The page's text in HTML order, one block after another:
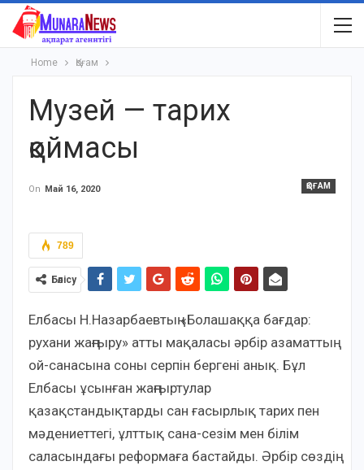
Home Қоғам
Музей — тарих
қоймасы
ҚОҒАМ
On Май 16, 2020
789
Бөлісу
Елбасы Н.Назарбаевтың «Болашаққа бағдар:
рухани жаңғыру» атты мақаласы әрбір азаматтың
ой-санасына соны серпін бергені анық. Бұл
Елбасы ұсынған жаңғыртулар
қазақстандықтарды сан ғасырлық тарих пен
мәдениеттегі, ұлттық сана-сезім мен білім
саласындағы реформаға бастайды. Әрбір сөздің